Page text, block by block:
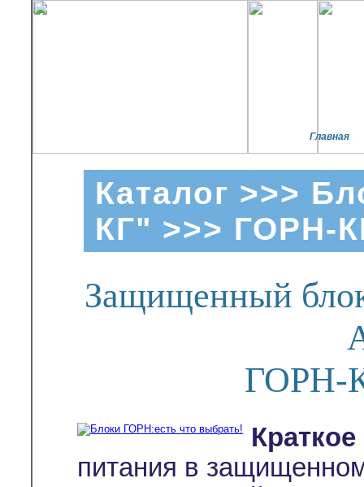
Главная
Каталог >>>
КГ" >>> ГОРН-
Защищенный
ГОРН-
питания в